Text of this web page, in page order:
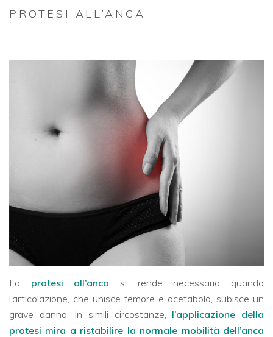
PROTESI ALL’ANCA
La protesi all’anca si rende necessaria quando
l’articolazione, che unisce femore e acetabolo, subisce un
grave danno. In simili circostanze, l’applicazione della
protesi mira a ristabilire la normale mobilità dell’anca